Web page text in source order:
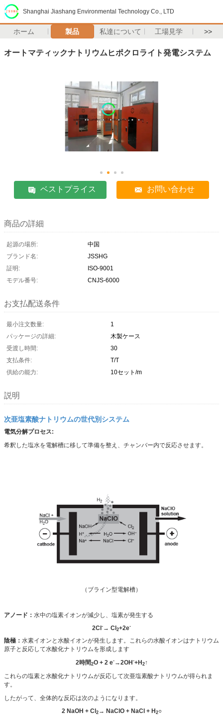
Shanghai Jiashang Environmental Technology Co., LTD
ホーム 製品 私達について 工場見学 >>
オートマティックナトリウムヒポクロライト発電システム
ベストプライス お問い合わせ
商品の詳細
起源の場所:
中国
ブランド名:
JSSHG
証明:
ISO-9001
モデル番号:
CNJS-6000
お支払配送条件
最小注文数量:
1
パッケージの詳細:
木製ケース
受渡し時間:
30
支払条件:
T/T
供給の能力:
10セット/m
説明
次亜塩素酸ナトリウムの世代別システム
電気分解プロセス:
希釈した塩水を電解槽に移して準備を整え、チャンバー内で反応させます。
（ブライン型電解槽）
アノード： 水中の塩素イオンが減少し、塩素が発生する
2Cl- → Cl2+2e-
陰極： 水素イオンと水酸イオンが発生します。これらの水酸イオンはナトリウム
原子と反応して水酸化ナトリウムを形成します
2時間2O + 2 e-→2OH-+H2↑
これらの塩素と水酸化ナトリウムが反応して次亜塩素酸ナトリウムが得られま
す。
したがって、全体的な反応は次のようになります。
2 NaOH + Cl2→ NaClO + NaCl + H2○